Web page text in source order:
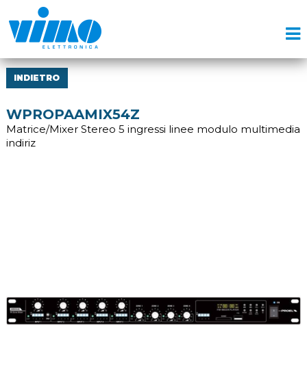
INDIETRO
WPROPAAMIX54Z
Matrice/Mixer Stereo 5 ingressi linee modulo multimedia
indiriz